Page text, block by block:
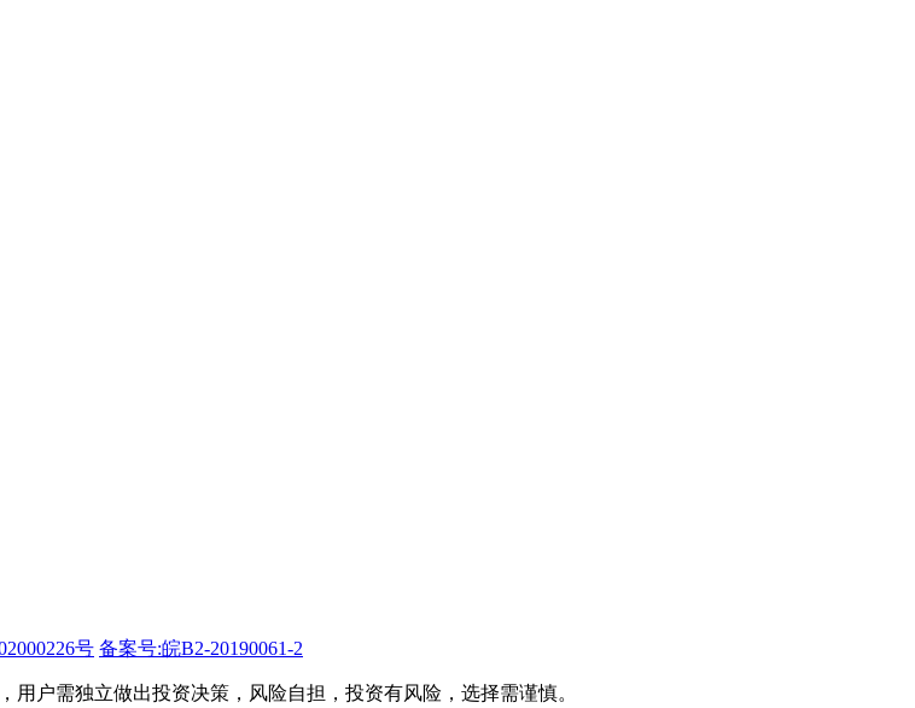
号 备案号:皖B2-20190061-2
户需独立做出投资决策，风险自担，投资有风险，选择需谨慎。